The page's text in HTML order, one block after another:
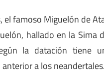
el famoso Miguelón de
hallado en la Sima
la datación tiene
anterior a los neandertales.